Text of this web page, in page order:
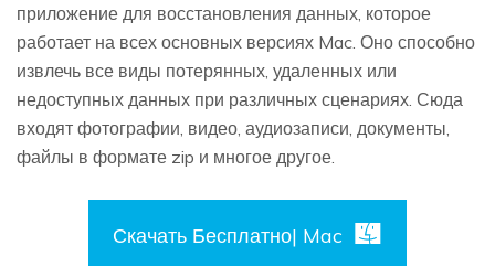
приложение для восстановления данных, которое
работает на всех основных версиях Mac. Оно способно
извлечь все виды потерянных, удаленных или
недоступных данных при различных сценариях. Сюда
входят фотографии, видео, аудиозаписи, документы,
файлы в формате zip и многое другое.
Скачать Бесплатно| Mac